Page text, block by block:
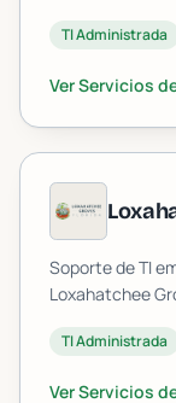
TI Administrada
Ver Servicios
Soporte de TI
Loxahatchee
TI Administrada
Ver Servicios